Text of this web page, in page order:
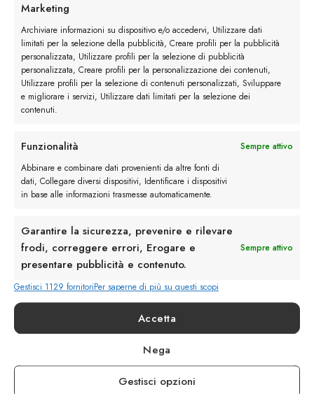
Marketing
Archiviare informazioni su dispositivo e/o accedervi, Utilizzare dati
limitati per la selezione della pubblicità, Creare profili per la pubblicità
personalizzata, Utilizzare profili per la selezione di pubblicità
personalizzata, Creare profili per la personalizzazione dei contenuti,
Utilizzare profili per la selezione di contenuti personalizzati, Sviluppare
e migliorare i servizi, Utilizzare dati limitati per la selezione dei
contenuti.
Funzionalità
Sempre attivo
Abbinare e combinare dati provenienti da altre fonti di
dati, Collegare diversi dispositivi, Identificare i dispositivi
in base alle informazioni trasmesse automaticamente.
Garantire la sicurezza, prevenire e rilevare
frodi, correggere errori, Erogare e
presentare pubblicità e contenuto.
Sempre attivo
Gestisci 1129 fornitoriPer saperne di più su questi scopi
Accetta
Nega
Gestisci opzioni
Lascia un commento
Devi essereconnessoper inviare un commento.
Rimani in contatto con noi
+39 02 468042
MI 20145 • Milano
Via Belfiore 9